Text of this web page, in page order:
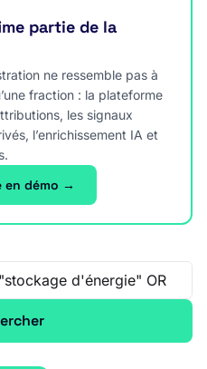
partie de la
ne ressemble pas à
fraction : la plateforme
les signaux
l’enrichissement IA et
en démo →